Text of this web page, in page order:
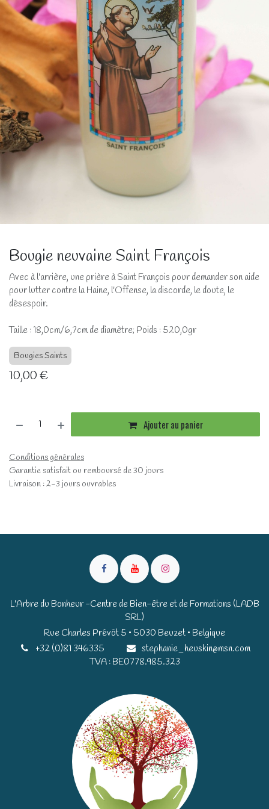
Bougie neuvaine Saint François
Avec à l'arrière, une prière à Saint François pour demander son aide
pour lutter contre la Haine, l'Offense, la discorde, le doute, le
désespoir.
Taille : 18,0cm/6,7cm de diamètre; Poids : 520,0gr
Bougies Saints
10,00€
Ajouter au panier
Conditions générales
Garantie satisfait ou remboursé de 30 jours
Livraison : 2-3 jours ouvrables
L'Arbre du Bonheur -Centre de Bien-être et de Formations (LADB
SRL)
Rue Charles Prévôt 5 • 5030 Beuzet • Belgique​​
+32 (0)81 346335
stephanie_heuskin@msn.com
TVA : BE0778.985.323